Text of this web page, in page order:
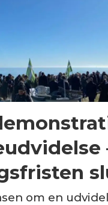
om en